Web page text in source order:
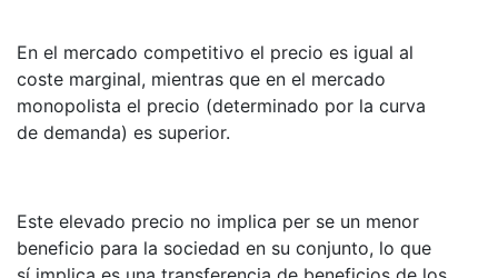
En el mercado competitivo el precio es igual al
coste marginal, mientras que en el mercado
monopolista el precio (determinado por la curva
de demanda) es superior.
Este elevado precio no implica per se un menor
beneficio para la sociedad en su conjunto, lo que